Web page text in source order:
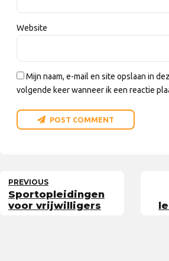
Website
Mijn naam, e-mail en site opslaan in
volgende keer wanneer ik een reactie
POST COMMENT
PREVIOUS
Sportopleidingen
voor vrijwilligers